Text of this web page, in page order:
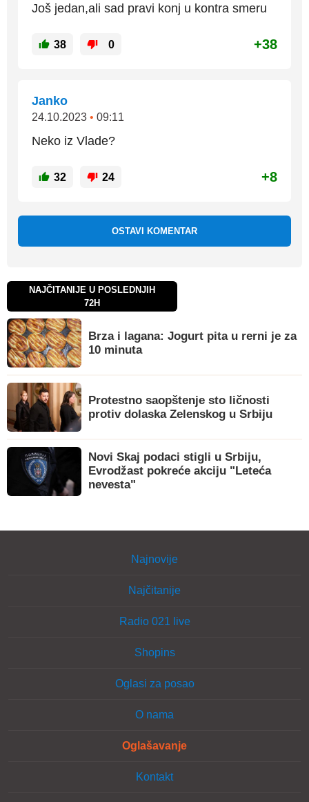
Još jedan,ali sad pravi konj u kontra smeru
38 0 +38
Janko
24.10.2023 • 09:11
Neko iz Vlade?
32 24 +8
OSTAVI KOMENTAR
NAJČITANIJE U POSLEDNJIH
72H
Brza i lagana: Jogurt pita u rerni je za
10 minuta
Protestno saopštenje sto ličnosti
protiv dolaska Zelenskog u Srbiju
Novi Skaj podaci stigli u Srbiju,
Evrodžast pokreće akciju "Leteća
nevesta"
Najnovije
Najčitanije
Radio 021 live
Shopins
Oglasi za posao
O nama
Oglašavanje
Kontakt